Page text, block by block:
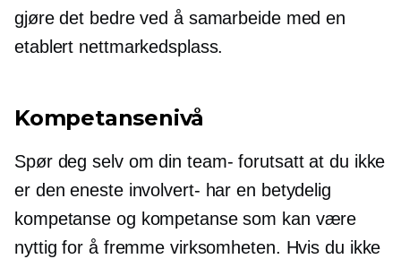
gjøre det bedre ved å samarbeide med en
etablert nettmarkedsplass.
Kompetansenivå
Spør deg selv om din team- forutsatt at du ikke
er den eneste involvert- har en betydelig
kompetanse og kompetanse som kan være
nyttig for å fremme virksomheten. Hvis du ikke